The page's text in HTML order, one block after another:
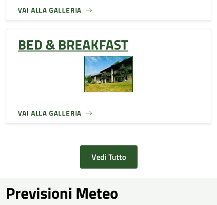
VAI ALLA GALLERIA
BED & BREAKFAST
VAI ALLA GALLERIA
Vedi Tutto
Previsioni Meteo